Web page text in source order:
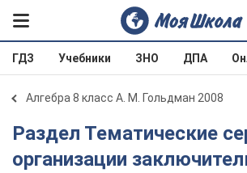
ГДЗ Учебники ЗНО ДПА
Алгебра 8 класс А. М. Гольдман 2008
Раздел Тематические серии для
организации